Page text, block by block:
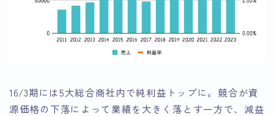
16/3期には5大総合商社内で純利益トップに。競合が資
源価格の下落によって業績を大きく落とす一方で、減益